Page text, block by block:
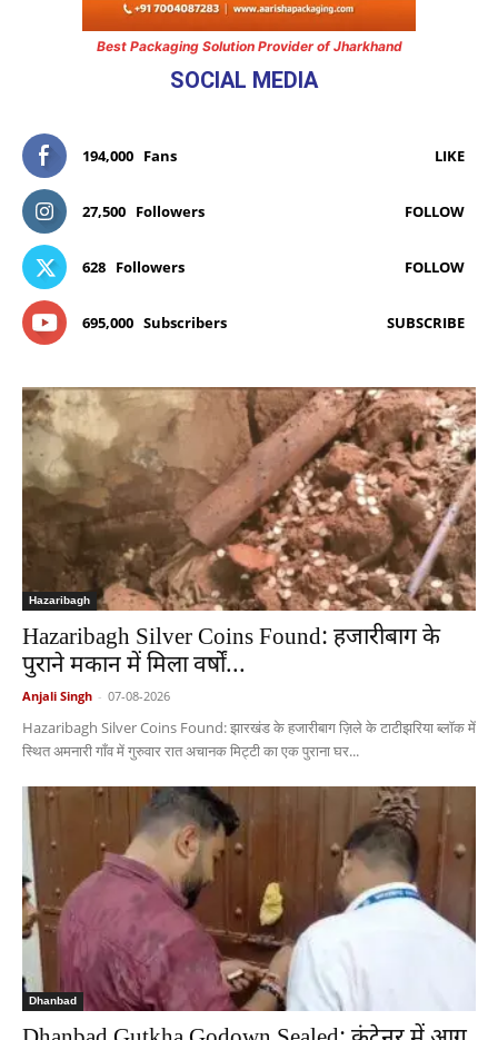
Best Packaging Solution Provider of Jharkhand
SOCIAL MEDIA
194,000 Fans LIKE
27,500 Followers FOLLOW
628 Followers FOLLOW
695,000 Subscribers SUBSCRIBE
Hazaribagh
Hazaribagh Silver Coins Found: हजारीबाग के
पुराने मकान में मिला वर्षों...
Anjali Singh - 07-08-2026
Hazaribagh Silver Coins Found: झारखंड के हजारीबाग ज़िले के टाटीझरिया ब्लॉक में
स्थित अमनारी गाँव में गुरुवार रात अचानक मिट्टी का एक पुराना घर...
Dhanbad